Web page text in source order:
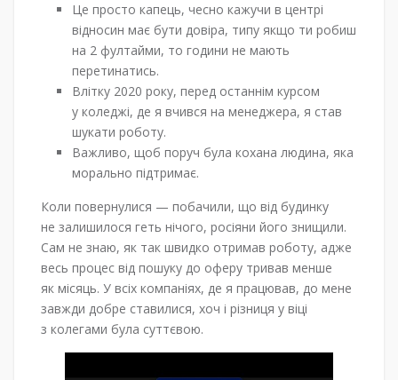
Це просто капець, чесно кажучи в центрі
відносин має бути довіра, типу якщо ти робиш
на 2 фултайми, то години не мають
перетинатись.
Влітку 2020 року, перед останнім курсом
у коледжі, де я вчився на менеджера, я став
шукати роботу.
Важливо, щоб поруч була кохана людина, яка
морально підтримає.
Коли повернулися — побачили, що від будинку
не залишилося геть нічого, росіяни його знищили.
Сам не знаю, як так швидко отримав роботу, адже
весь процес від пошуку до оферу тривав менше
як місяць. У всіх компаніях, де я працював, до мене
завжди добре ставилися, хоч і різниця у віці
з колегами була суттєвою.